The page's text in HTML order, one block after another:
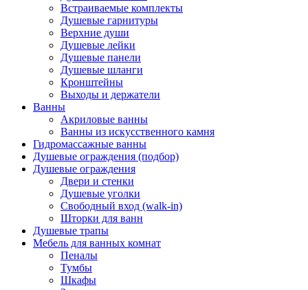
Встраиваемые комплекты
Душевые гарнитуры
Верхние души
Душевые лейки
Душевые панели
Душевые шланги
Кронштейны
Выходы и держатели
Ванны
Акриловые ванны
Ванны из искусственного камня
Гидромассажные ванны
Душевые ограждения (подбор)
Душевые ограждения
Двери и стенки
Душевые уголки
Свободный вход (walk-in)
Шторки для ванн
Душевые трапы
Мебель для ванных комнат
Пеналы
Тумбы
Шкафы